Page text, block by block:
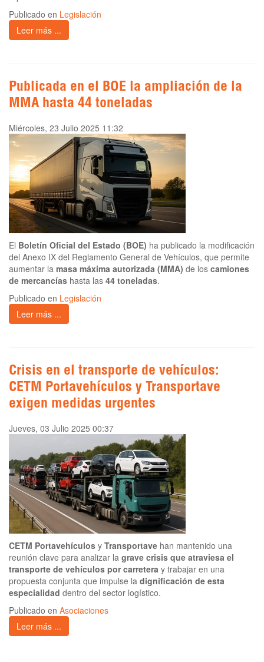
Publicado en Legislación
Leer más ...
Publicada en el BOE la ampliación de la
MMA hasta 44 toneladas
Miércoles, 23 Julio 2025 11:32
El Boletín Oficial del Estado (BOE) ha publicado la modificación
del Anexo IX del Reglamento General de Vehículos, que permite
aumentar la masa máxima autorizada (MMA) de los camiones
de mercancías hasta las 44 toneladas.
Publicado en Legislación
Leer más ...
Crisis en el transporte de vehículos:
CETM Portavehículos y Transportave
exigen medidas urgentes
Jueves, 03 Julio 2025 00:37
CETM Portavehículos y Transportave han mantenido una
reunión clave para analizar la grave crisis que atraviesa el
transporte de vehículos por carretera y trabajar en una
propuesta conjunta que impulse la dignificación de esta
especialidad dentro del sector logístico.
Publicado en Asociaciones
Leer más ...